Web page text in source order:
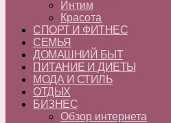
Интим
Красота
СПОРТ И ФИТНЕС
СЕМЬЯ
ДОМАШНИЙ БЫТ
ПИТАНИЕ И ДИЕТЫ
МОДА И СТИЛЬ
ОТДЫХ
БИЗНЕС
Обзор интернета